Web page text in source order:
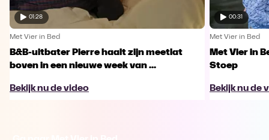
01:28
Met Vier in Bed
B&B-uitbater Pierre haalt zijn meetlat
boven in een nieuwe week van ...
Bekijk nu de video
00:31
Met Vier in Bed
Met Vier in
Stoep
Bekijk nu de